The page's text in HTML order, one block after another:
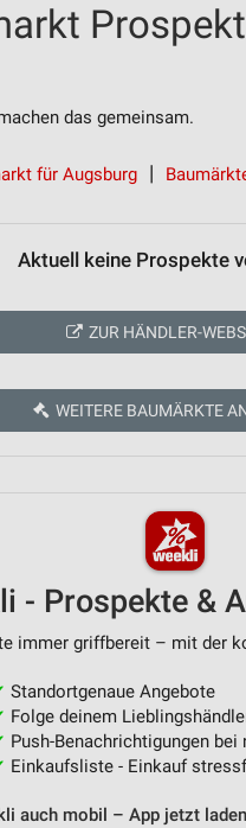
das gemeinsam.
für Augsburg
Aktuell keine Prospekte
ZUR HÄNDLER-
WEITERE BAUMÄRKTE
- Prospekte &
immer griffbereit – mit der
Standortgenaue Angebote
Folge deinem
Push-Benachrichtigungen bei
Einkaufsliste - Einkauf
auch mobil – App jetzt